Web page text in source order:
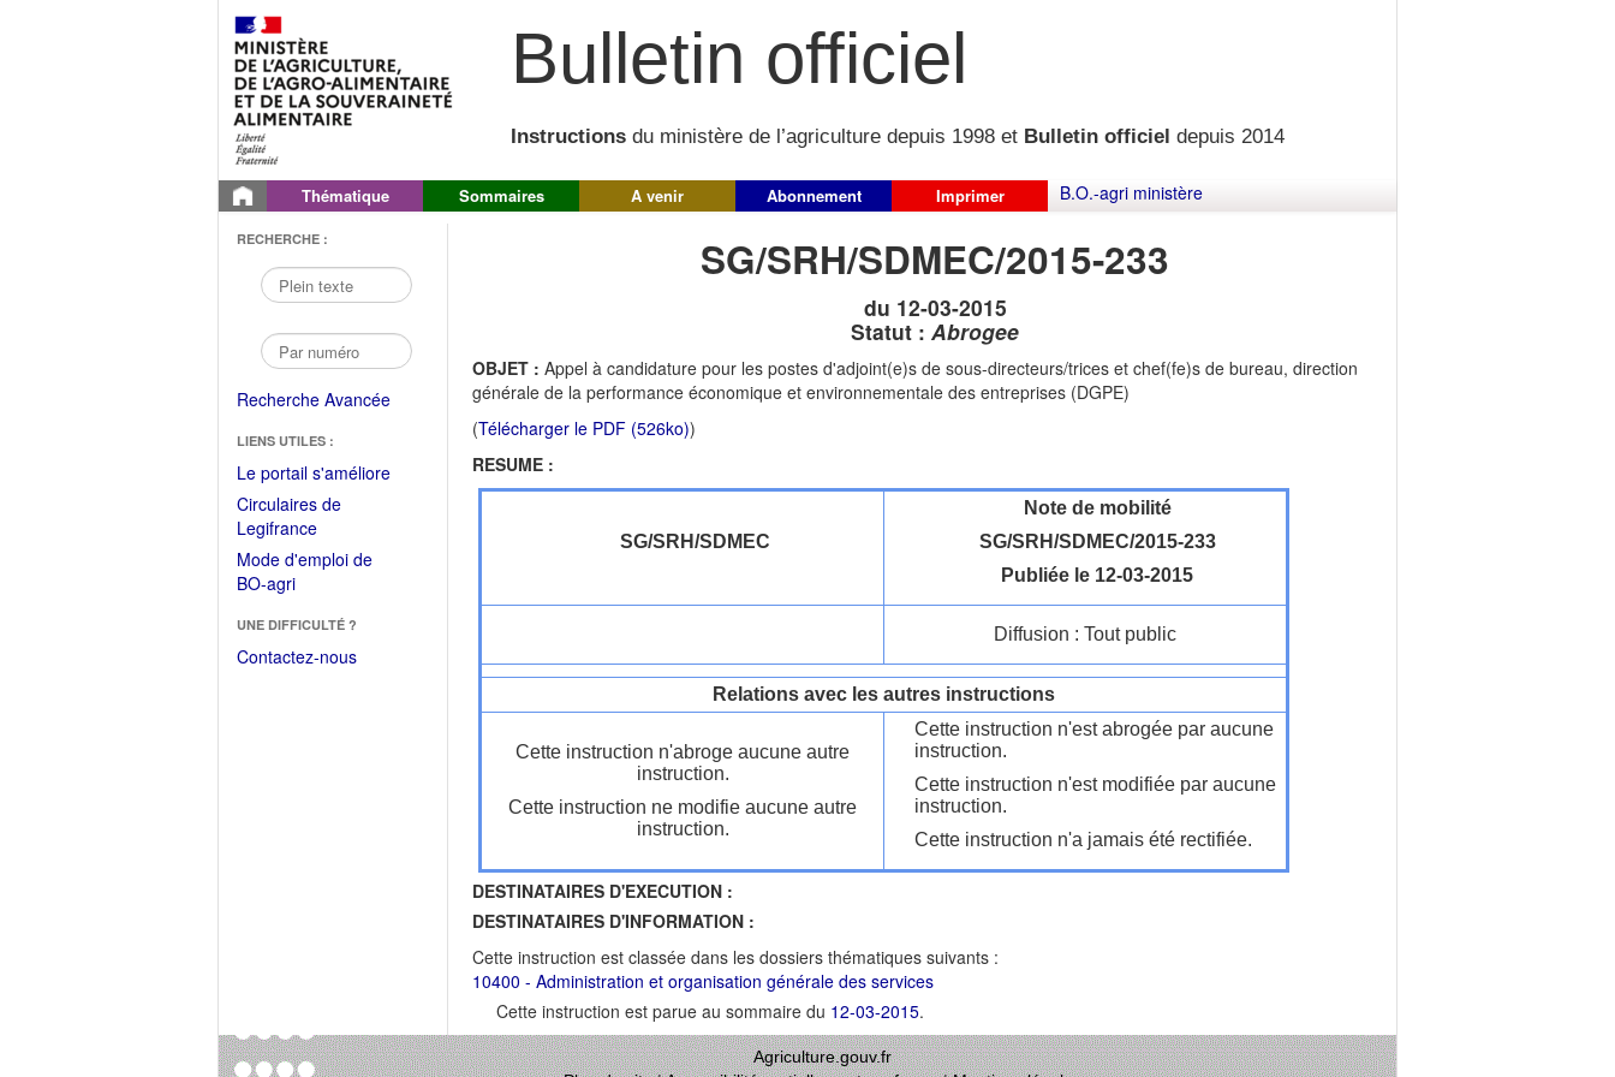
Bulletin officiel
Instructions du ministère de l’agriculture depuis 1998 et Bulletin officiel depuis 2014
Thématique Sommaires A venir Abonnement Imprimer B.O.-agri ministère
RECHERCHE :
Recherche Avancée
LIENS UTILES :
Le portail s'améliore(Fichier
Circulaires de
Legifrance(Ouvrir
dans
une
fenêtre)
Mode d'emploi de
BO-agri(Ouvrir
une
nouvelle
UNE DIFFICULTÉ ?
Contactez-nous
SG/SRH/SDMEC/2015-233
du 12-03-2015
Statut : Abrogee
OBJET : Appel à candidature pour les postes d'adjoint(e)s de sous-directeurs/trices et chef(fe)s de bureau, direction
générale de la performance économique et environnementale des entreprises (DGPE)
(Télécharger le PDF (526ko))
RESUME :
SG/SRH/SDMEC
Note de mobilité
SG/SRH/SDMEC/2015-233
Publiée le 12-03-2015
Diffusion : Tout public
Relations avec les autres instructions
Cette instruction n'abroge aucune autre
instruction.
Cette instruction ne modifie aucune autre
instruction.
Cette instruction n'est abrogée par aucune
instruction.
Cette instruction n'est modifiée par aucune
instruction.
Cette instruction n'a jamais été rectifiée.
DESTINATAIRES D'EXECUTION :
DESTINATAIRES D'INFORMATION :
Cette instruction est classée dans les dossiers thématiques suivants :
10400 - Administration et organisation générale des services
Cette instruction est parue au sommaire du 12-03-2015.
Agriculture.gouv.fr